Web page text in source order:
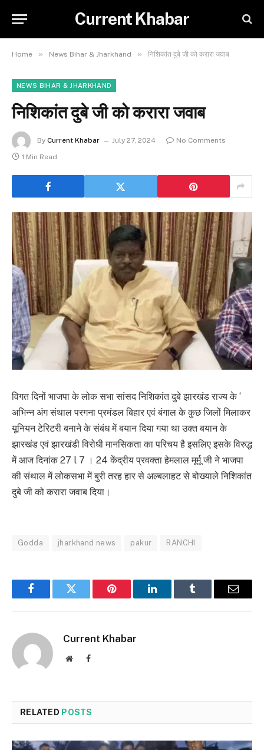
Current Khabar
Home » News Bihar & Jharkhand » निशिकांत दुबे जी को करारा जवाब
NEWS BIHAR & JHARKHAND
निशिकांत दुबे जी को करारा जवाब
By Current Khabar July 27, 2024
No Comments
1 Min Read
विगत दिनों भाजपा के लोक सभा सांसद निशिकांत दुबे झारखंड राज्य के ‘
अभिन्न अंग संथाल परगना प्रमंडल बिहार एवं बंगाल के कुछ जिलों मिलाकर
यूनियन टेरिटरी बनाने के संबंध में बयान दिया गया था उक्त बयान के
झारखंड एवं झारखंडी विरोधी मानसिकता का परिचय है इसलिए इसके विरुद्ध
में आज दिनांक 27 l 7 । 24 केंद्रीय प्रवक्ता हेमलाल मूर्मू जी ने भाजपा
की संथाल में लोकसभा में बुरी तरह हार से अल्बलाहट से बोख्याले निशिकांत
दुबे जी को करारा जवाब दिया।
Godda jharkhand news pakur RANCHI
FacebookTwitter Pinterest LinkedInTumblr Email
Current Khabar
WebsiteFacebook
RELATED POSTS